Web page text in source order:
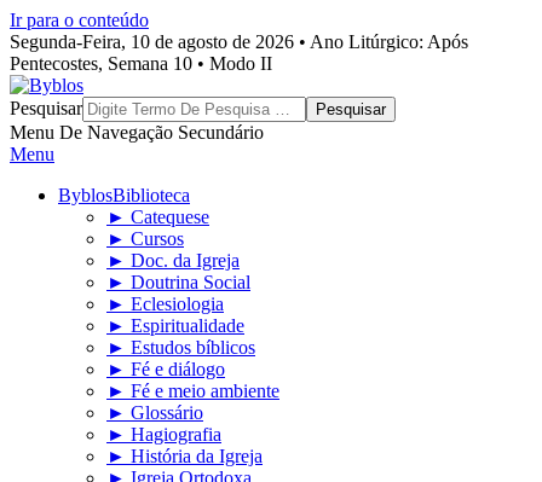
Ir para o conteúdo
Segunda-Feira, 10 de agosto de 2026 • Ano Litúrgico: Após
Pentecostes, Semana 10 • Modo II
Byblos
Pesquisar
Menu De Navegação Secundário
Menu
ByblosBiblioteca
► Catequese
► Cursos
► Doc. da Igreja
► Doutrina Social
► Eclesiologia
► Espiritualidade
► Estudos bíblicos
► Fé e diálogo
► Fé e meio ambiente
► Glossário
► Hagiografia
► História da Igreja
► Igreja Ortodoxa